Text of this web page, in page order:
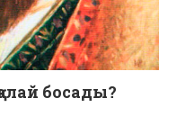
босады?